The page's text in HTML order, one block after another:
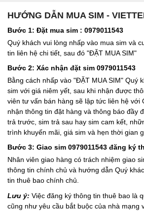
HƯỚNG DẪN MUA SIM -
Bước 1: Đặt mua sim : 0979011543
Quý khách vui lòng nhấp vào mua sim và
tin liên hệ chi tiết, sau đó "ĐẶT MUA SIM"
Bước 2: Xác nhận đặt sim 0979011543
Bằng cách nhấp vào "ĐẶT MUA SIM" Quý
sim với giá niêm yết, sau khi nhận được
viên tư vấn bán hàng sẽ lập tức liên hệ với
nhận thông tin đặt hàng và thông báo đầy
trả trước, sim trả sau hay sim cam kết,
trình khuyến mãi, giá sim và hẹn thời gian
Bước 3: Giao sim 0979011543 đăng ký
Nhân viên giao hàng có trách nhiệm giao
thông tin chính chủ và hướng dẫn Quý
tin thuê bao chính chủ.
Lưu ý: Việc đăng ký thông tin thuê bao là
cũng như yêu cầu bắt buộc của nhà mạng